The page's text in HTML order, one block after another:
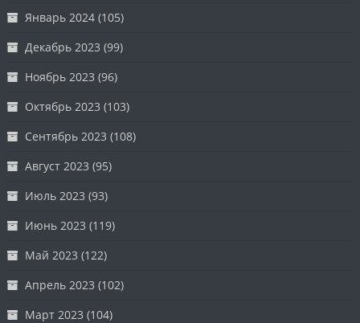
Январь 2024 (105)
Декабрь 2023 (99)
Ноябрь 2023 (96)
Октябрь 2023 (103)
Сентябрь 2023 (108)
Август 2023 (95)
Июль 2023 (93)
Июнь 2023 (119)
Май 2023 (122)
Апрель 2023 (102)
Март 2023 (104)